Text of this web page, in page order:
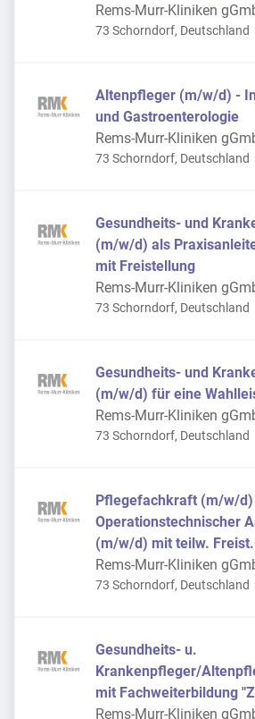
Rems-Murr-Kliniken
73 Schorndorf, Deutschland
Altenpfleger (m/w/d) -
und Gastroenterologie
Rems-Murr-Kliniken
73 Schorndorf, Deutschland
Gesundheits- und
(m/w/d) als
mit Freistellung
Rems-Murr-Kliniken
73 Schorndorf, Deutschland
Gesundheits- und
(m/w/d) für eine
Rems-Murr-Kliniken
73 Schorndorf, Deutschland
Pflegefachkraft (m/w/
Operationstechnischer
(m/w/d) mit teilw. Freist.
Praxisanleitung
Rems-Murr-Kliniken
73 Schorndorf, Deutschland
Gesundheits- u.
Krankenpfleger/
mit Fachweiterbildung
Geriatrie"
Rems-Murr-Kliniken